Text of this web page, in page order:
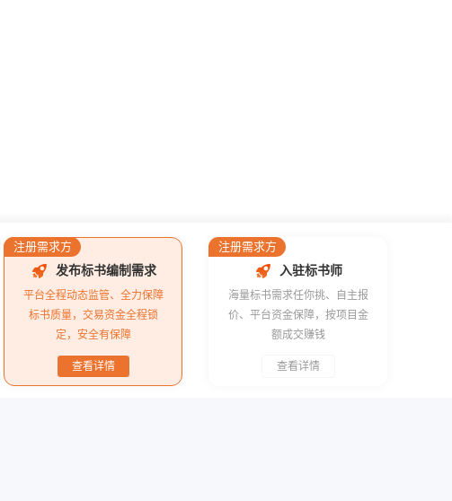
注册需求方
发布标书编制需求
平台全程动态监管、全力保障
标书质量，交易资金全程锁
定，安全有保障
查看详情
注册需求方
入驻标书师
海量标书需求任你挑、自主报
价、平台资金保障，按项目金
额成交赚钱
查看详情